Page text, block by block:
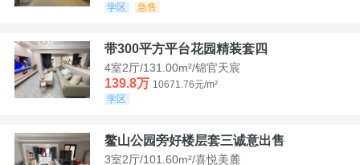
学区
急售
带300平方平台花园精装套四
4室2厅/131.00m²/锦官天宸
139.8万 10671.76元/m²
学区
鳌山公园旁好楼层套三诚意出售
3室2厅/101.60m²/喜悦美麓